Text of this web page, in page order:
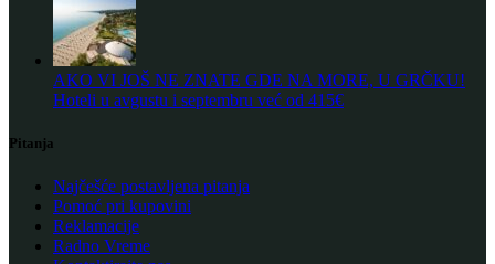
AKO VI JOŠ NE ZNATE GDE NA MORE, U GRČKU!
Hoteli u avgustu i septembru već od 415€
Pitanja
Najčešće postavljena pitanja
Pomoć pri kupovini
Reklamacije
Radno Vreme